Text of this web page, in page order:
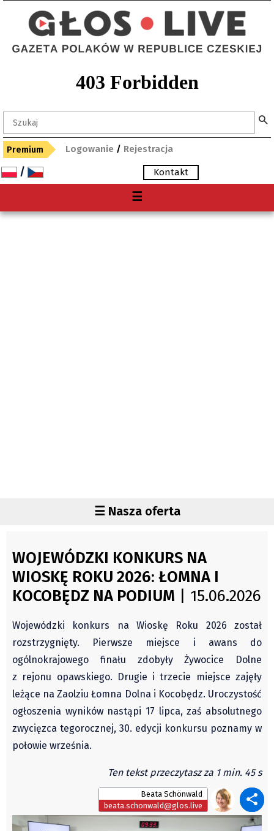
Premium Logowanie / Rejestracja
/ Kontakt
☰
O nas
Czechy
Polska
Świat
Kongres Polaków
Sejmiki Gminne 2024
PZKO
Placówki dyplomatyczne w CZ
English Voice
Kultura
Recenzje
Pop Art
Zdaniem...
☰ Nasza oferta
Świat
Kongres Polaków
PZKO
WOJEWÓDZKI KONKURS NA
WIOSKĘ ROKU 2026: ŁOMNA I
KOCOBĘDZ NA PODIUM | 15.06.2026
Wojewódzki konkurs na Wioskę Roku 2026 został
rozstrzygnięty. Pierwsze miejsce i awans do
ogólnokrajowego finału zdobyły Żywocice Dolne
z rejonu opawskiego. Drugie i trzecie miejsce zajęły
leżące na Zaolziu Łomna Dolna i Kocobędz. Uroczystość
ogłoszenia wyników nastąpi 17 lipca, zaś absolutnego
zwycięzca tegorocznej, 30. edycji konkursu poznamy w
połowie września.
Ten tekst przeczytasz za 1 min. 45 s
Beata Schönwald
beata.schonwald@glos.live